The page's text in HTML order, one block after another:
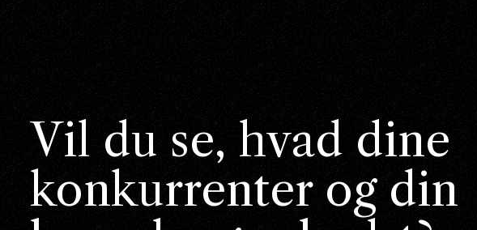
Vil du se, hvad dine
konkurrenter og din